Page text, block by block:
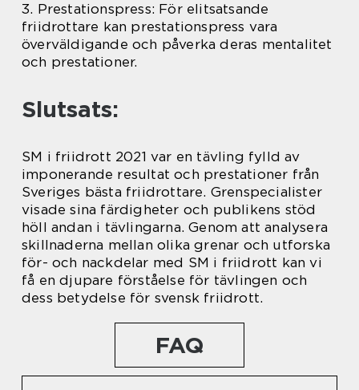
3. Prestationspress: För elitsatsande
friidrottare kan prestationspress vara
överväldigande och påverka deras mentalitet
och prestationer.
Slutsats:
SM i friidrott 2021 var en tävling fylld av
imponerande resultat och prestationer från
Sveriges bästa friidrottare. Grenspecialister
visade sina färdigheter och publikens stöd
höll andan i tävlingarna. Genom att analysera
skillnaderna mellan olika grenar och utforska
för- och nackdelar med SM i friidrott kan vi
få en djupare förståelse för tävlingen och
dess betydelse för svensk friidrott.
FAQ